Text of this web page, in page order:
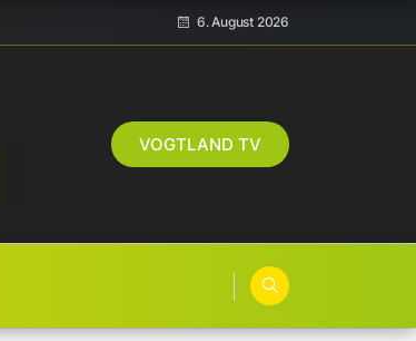
6. August 2026
VOGTLAND TV